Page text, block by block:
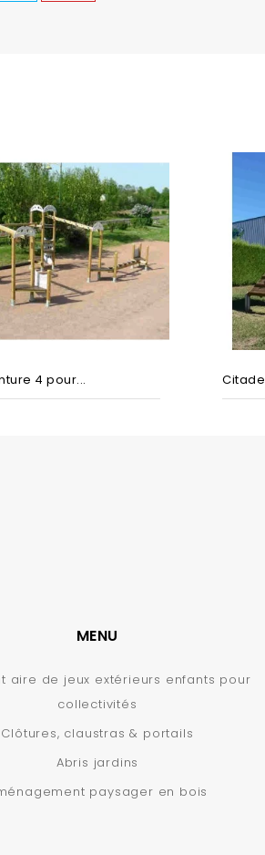
4 pour...
MENU
aire de jeux extérieurs enfants pour
collectivités
Clôtures, claustras & portails
Abris jardins
paysager en bois